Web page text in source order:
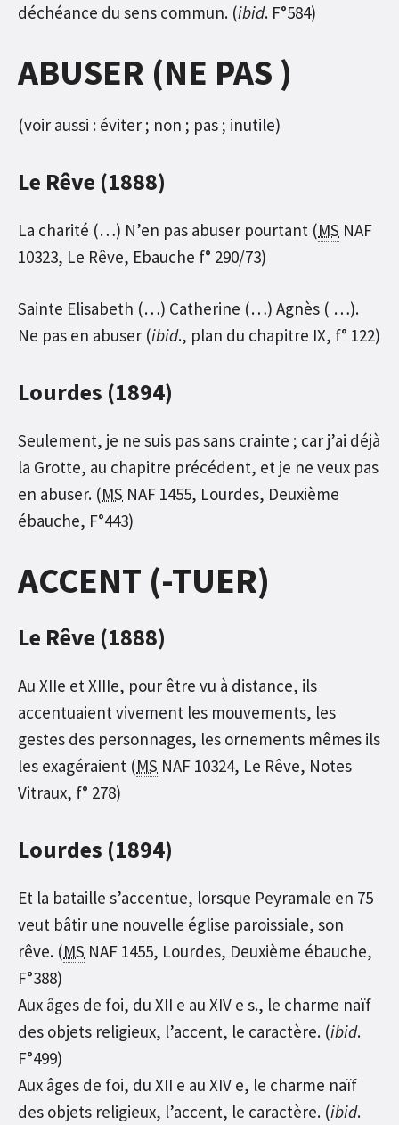
déchéance du sens commun. (ibid. F°584)
ABUSER (NE PAS )
(voir aussi : éviter ; non ; pas ; inutile)
Le Rêve (1888)
La charité (…) N’en pas abuser pourtant (MS NAF
10323, Le Rêve, Ebauche f° 290/73)
Sainte Elisabeth (…) Catherine (…) Agnès ( …).
Ne pas en abuser (ibid., plan du chapitre IX, f° 122)
Lourdes (1894)
Seulement, je ne suis pas sans crainte ; car j’ai déjà
la Grotte, au chapitre précédent, et je ne veux pas
en abuser. (MS NAF 1455, Lourdes, Deuxième
ébauche, F°443)
ACCENT (-TUER)
Le Rêve (1888)
Au XIIe et XIIIe, pour être vu à distance, ils
accentuaient vivement les mouvements, les
gestes des personnages, les ornements mêmes ils
les exagéraient (MS NAF 10324, Le Rêve, Notes
Vitraux, f° 278)
Lourdes (1894)
Et la bataille s’accentue, lorsque Peyramale en 75
veut bâtir une nouvelle église paroissiale, son
rêve. (MS NAF 1455, Lourdes, Deuxième ébauche,
F°388)
Aux âges de foi, du XII e au XIV e s., le charme naïf
des objets religieux, l’accent, le caractère. (ibid.
F°499)
Aux âges de foi, du XII e au XIV e, le charme naïf
des objets religieux, l’accent, le caractère. (ibid.